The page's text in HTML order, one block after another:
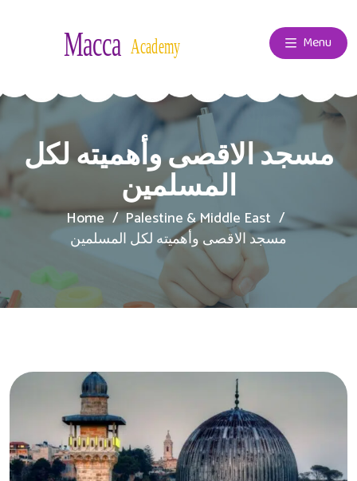
Menu
مسجد الاقصى وأهميته لكل
المسلمين
Home
Palestine & Middle East
مسجد الاقصى وأهميته لكل المسلمين